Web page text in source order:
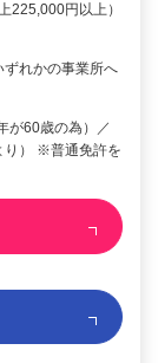
225,000円以上）
れかの事業所へ
が60歳の為）／
り） ※普通免許を